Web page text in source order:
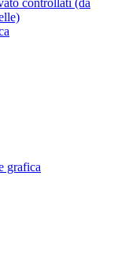
controllati (da
grafica